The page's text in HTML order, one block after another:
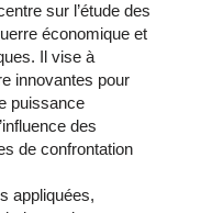
sur l’étude des
économique et
Il vise à
innovantes pour
puissance
des
de confrontation
appliquées,